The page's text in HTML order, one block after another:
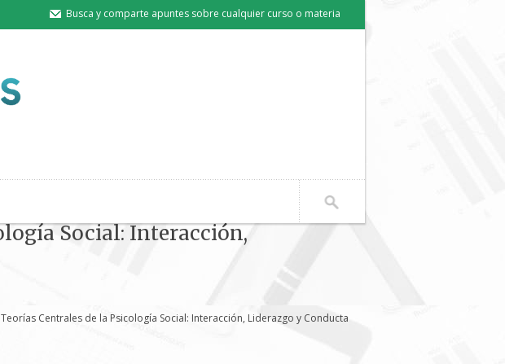
Busca y comparte apuntes sobre cualquier curso o materia
Social: Interacción,
Centrales de la Psicología Social: Interacción, Liderazgo y Conducta